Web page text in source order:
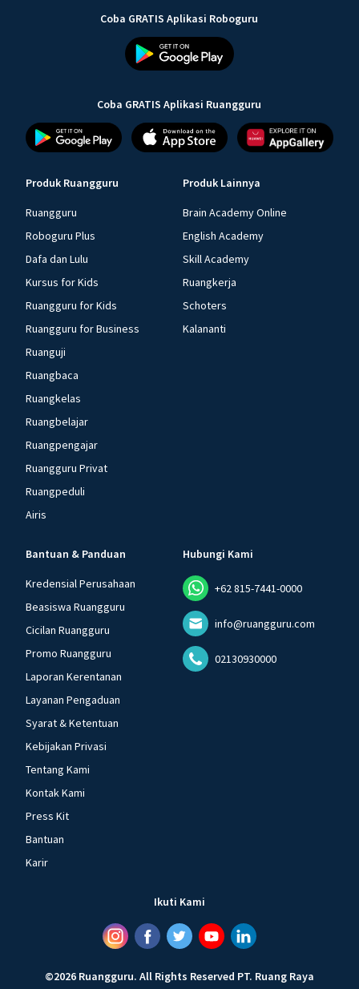
Coba GRATIS Aplikasi Roboguru
Coba GRATIS Aplikasi Ruangguru
Produk Ruangguru
Ruangguru
Roboguru Plus
Dafa dan Lulu
Kursus for Kids
Ruangguru for Kids
Ruangguru for Business
Ruanguji
Ruangbaca
Ruangkelas
Ruangbelajar
Ruangpengajar
Ruangguru Privat
Ruangpeduli
Airis
Produk Lainnya
Brain Academy Online
English Academy
Skill Academy
Ruangkerja
Schoters
Kalananti
Bantuan & Panduan
Kredensial Perusahaan
Beasiswa Ruangguru
Cicilan Ruangguru
Promo Ruangguru
Laporan Kerentanan
Layanan Pengaduan
Syarat & Ketentuan
Kebijakan Privasi
Tentang Kami
Kontak Kami
Press Kit
Bantuan
Karir
Hubungi Kami
+62 815-7441-0000
info@ruangguru.com
02130930000
Ikuti Kami
©2026 Ruangguru. All Rights Reserved PT. Ruang Raya